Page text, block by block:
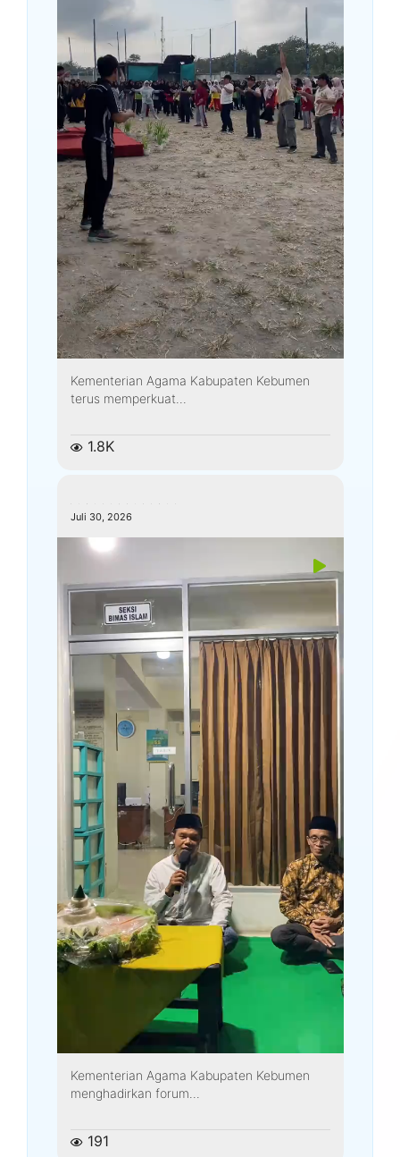
Kementerian Agama Kabupaten Kebumen
terus memperkuat...
1.8K
Juli 30, 2026
Kementerian Agama Kabupaten Kebumen
menghadirkan forum...
191